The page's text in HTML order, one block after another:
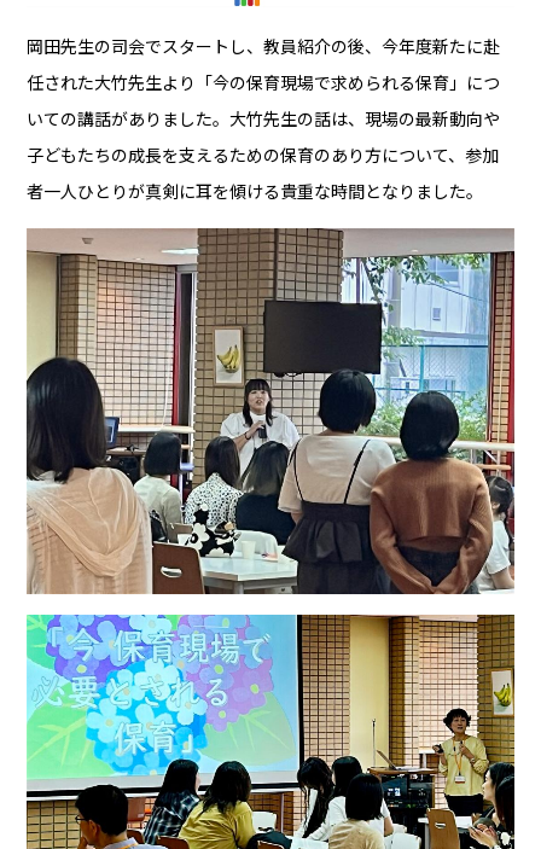
岡田先生の司会でスタートし、教員紹介の後、今年度新たに赴
任された大竹先生より「今の保育現場で求められる保育」につ
いての講話がありました。大竹先生の話は、現場の最新動向や
子どもたちの成長を支えるための保育のあり方について、参加
者一人ひとりが真剣に耳を傾ける貴重な時間となりました。